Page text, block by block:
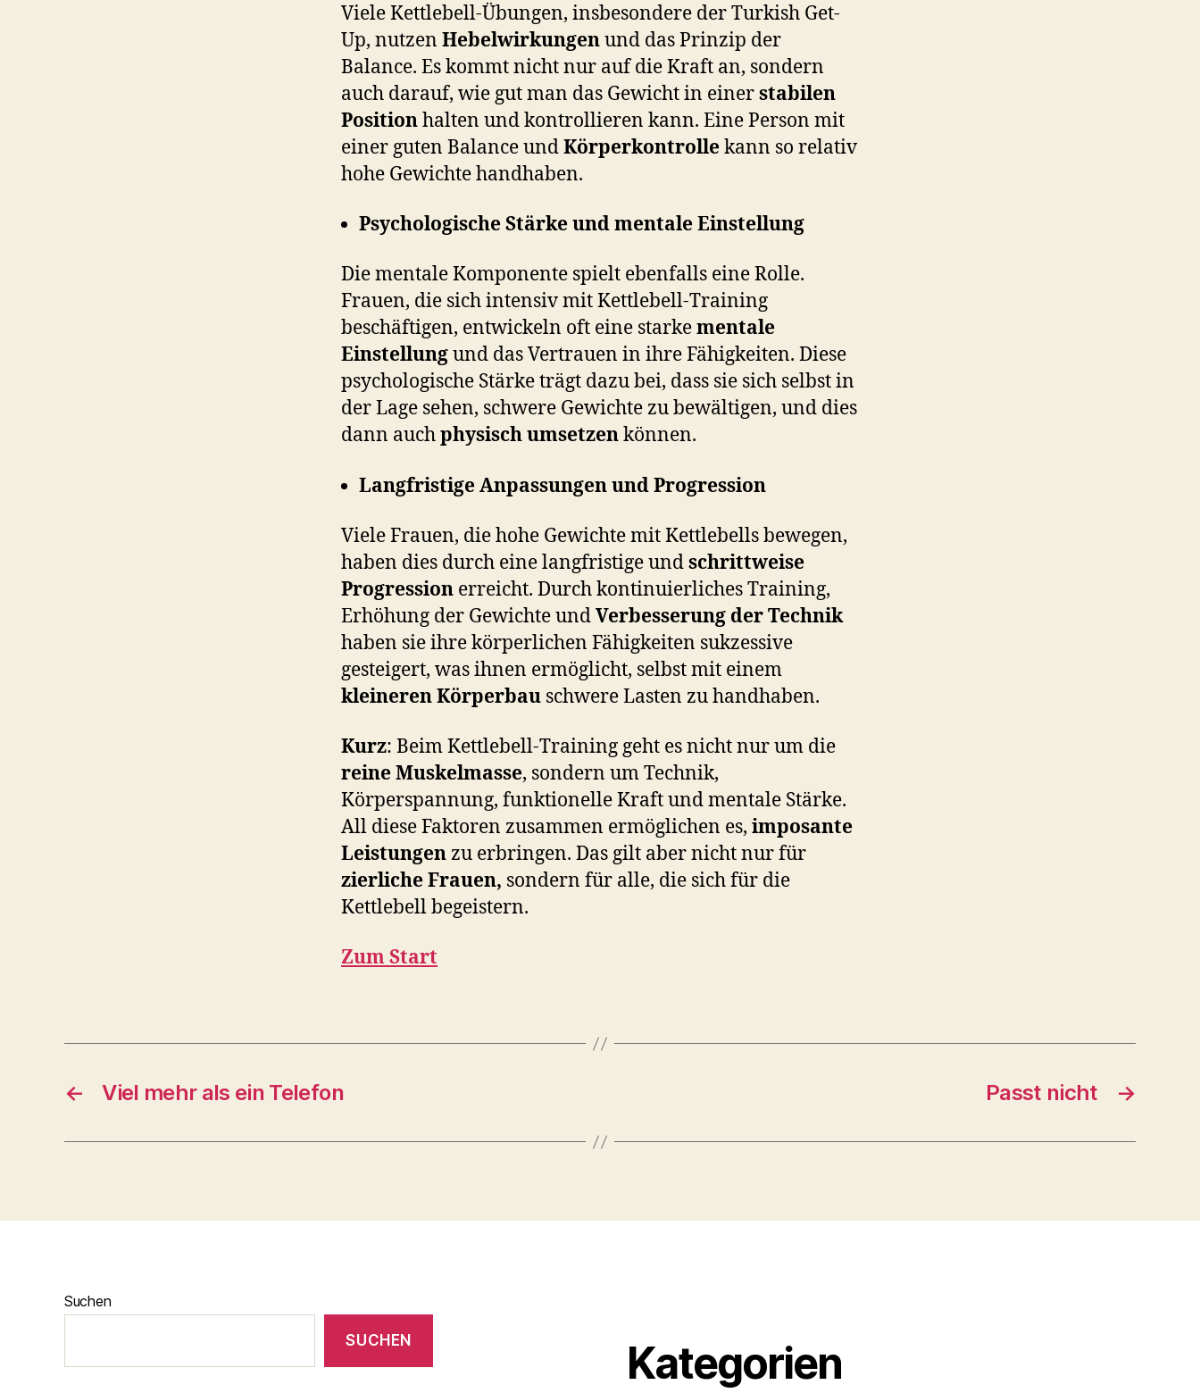
Viele Kettlebell-Übungen, insbesondere der Turkish Get-
Up, nutzen Hebelwirkungenund das Prinzip der
Balance. Es kommt nicht nur auf die Kraft an, sondern
auch darauf, wie gut man das Gewicht in einerstabilen
Positionhalten und kontrollieren kann. Eine Person mit
einer guten Balance undKörperkontrollekann so relativ
hohe Gewichte handhaben.
Psychologische Stärke und mentale Einstellung
Die mentale Komponente spielt ebenfalls eine Rolle.
Frauen, die sich intensiv mit Kettlebell-Training
beschäftigen, entwickeln oft eine starkementale
Einstellungund das Vertrauen in ihre Fähigkeiten. Diese
psychologische Stärke trägt dazu bei, dass sie sich selbst in
der Lage sehen, schwere Gewichte zu bewältigen, und dies
dann auchphysisch umsetzenkönnen.
Langfristige Anpassungen und Progression
Viele Frauen, die hohe Gewichte mit Kettlebells bewegen,
haben dies durch eine langfristige undschrittweise
Progression erreicht. Durch kontinuierliches Training,
Erhöhung der Gewichte undVerbesserung der Technik
haben sie ihre körperlichen Fähigkeiten sukzessive
gesteigert, was ihnen ermöglicht, selbst mit einem
kleineren Körperbau schwere Lasten zu handhaben.
Kurz: Beim Kettlebell-Training geht es nicht nur um die
reine Muskelmasse, sondern um Technik,
Körperspannung, funktionelle Kraft und mentale Stärke.
All diese Faktoren zusammen ermöglichen es, imposante
Leistungenzu erbringen. Das gilt aber nicht nur für
zierliche Frauen, sondern für alle, die sich für die
Kettlebell begeistern.
Zum Start
← Viel mehr als ein Telefon →
Passt nicht
Suchen
SUCHEN Kategorien